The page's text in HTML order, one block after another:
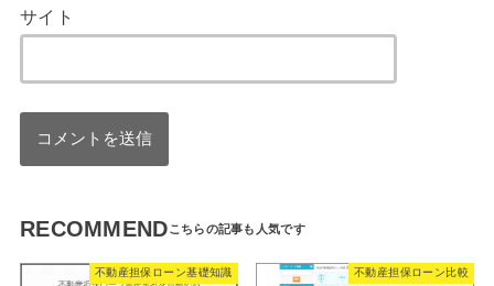
サイト
RECOMMEND
不動産担保ローン基礎知識 不動産担保ローン比較